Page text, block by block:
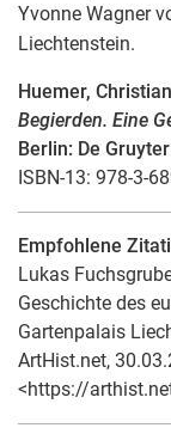
Yvonne Wagner
Liechtenstein.
Huemer,
Begierden. Eine
Berlin: De
ISBN-13: 978-3-
Empfohlene
Lukas
Geschichte des
Gartenpalais
ArtHist.net,
<https://